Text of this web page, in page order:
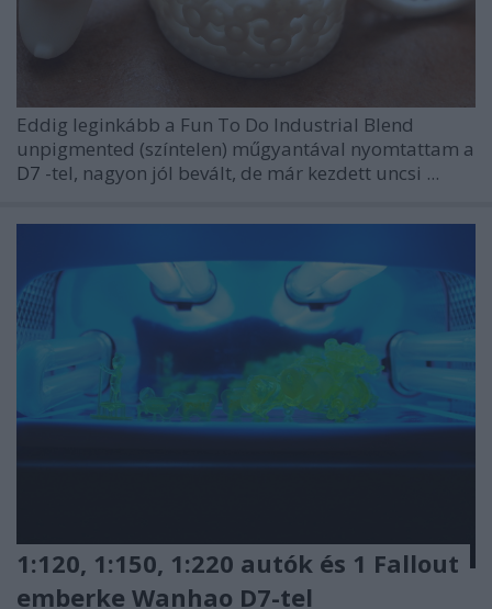
Eddig leginkább a Fun To Do Industrial Blend
unpigmented (színtelen) műgyantával nyomtattam a
D7 -tel, nagyon jól bevált, de már kezdett uncsi ...
1:120, 1:150, 1:220 autók és 1 Fallout
emberke Wanhao D7-tel